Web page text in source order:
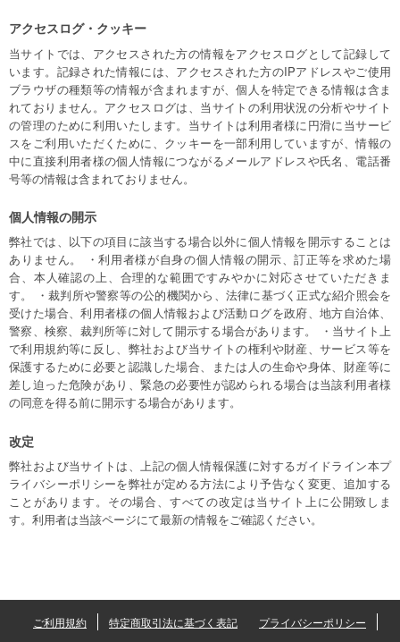
アクセスログ・クッキー
当サイトでは、アクセスされた方の情報をアクセスログとして記録して
います。記録された情報には、アクセスされた方のIPアドレスやご使用
ブラウザの種類等の情報が含まれますが、個人を特定できる情報は含ま
れておりません。アクセスログは、当サイトの利用状況の分析やサイト
の管理のために利用いたします。当サイトは利用者様に円滑に当サービ
スをご利用いただくために、クッキーを一部利用していますが、情報の
中に直接利用者様の個人情報につながるメールアドレスや氏名、電話番
号等の情報は含まれておりません。
個人情報の開示
弊社では、以下の項目に該当する場合以外に個人情報を開示することは
ありません。 ・利用者様が自身の個人情報の開示、訂正等を求めた場
合、本人確認の上、合理的な範囲ですみやかに対応させていただきま
す。 ・裁判所や警察等の公的機関から、法律に基づく正式な紹介照会を
受けた場合、利用者様の個人情報および活動ログを政府、地方自治体、
警察、検察、裁判所等に対して開示する場合があります。 ・当サイト上
で利用規約等に反し、弊社および当サイトの権利や財産、サービス等を
保護するために必要と認識した場合、または人の生命や身体、財産等に
差し迫った危険があり、緊急の必要性が認められる場合は当該利用者様
の同意を得る前に開示する場合があります。
改定
弊社および当サイトは、上記の個人情報保護に対するガイドライン本プ
ライバシーポリシーを弊社が定める方法により予告なく変更、追加する
ことがあります。その場合、すべての改定は当サイト上に公開致しま
す。利用者は当該ページにて最新の情報をご確認ください。
ご利用規約 特定商取引法に基づく表記
プライバシーポリシー